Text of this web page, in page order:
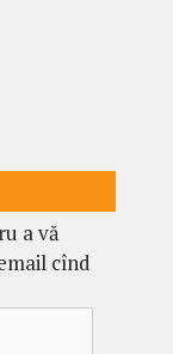
a vă
cînd